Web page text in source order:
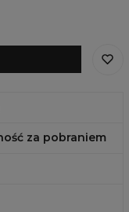
za pobraniem